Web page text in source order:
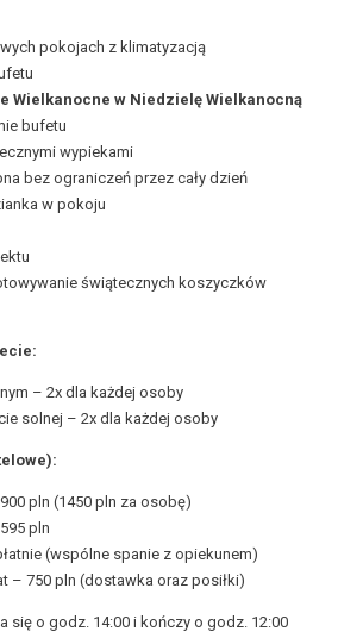
pokojach z klimatyzacją
Wielkanocne w Niedzielę Wielkanocną
bufetu
wypiekami
bez ograniczeń przez cały dzień
w pokoju
świątecznych koszyczków
– 2x dla każdej osoby
solnej – 2x dla każdej osoby
pln (1450 pln za osobę)
pln
(wspólne spanie z opiekunem)
– 750 pln (dostawka oraz posiłki)
się o godz. 14:00 i kończy o godz. 12:00